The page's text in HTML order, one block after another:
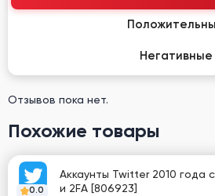
Негативные
Отзывов пока нет.
Похожие товары
0.0
Аккаунты Twitter 2010 года
и 2FA [806923]